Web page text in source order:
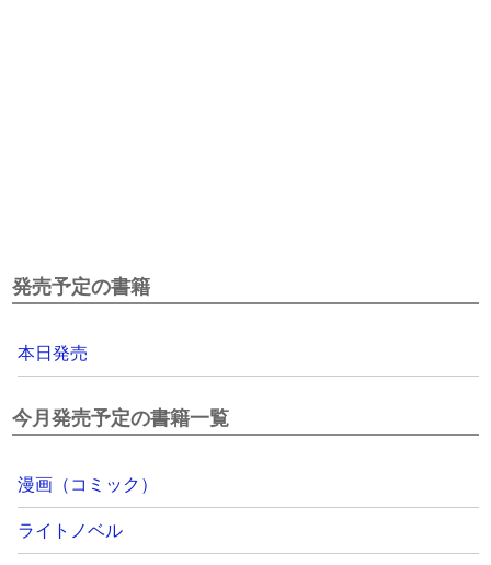
発売予定の書籍
本日発売
今月発売予定の書籍一覧
漫画（コミック）
ライトノベル